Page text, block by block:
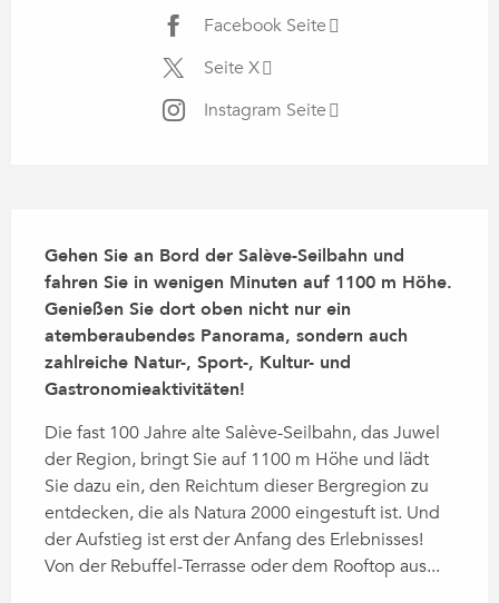
Facebook Seite
Seite X
Instagram Seite
Gehen Sie an Bord der Salève-Seilbahn und
fahren Sie in wenigen Minuten auf 1100 m Höhe.
Genießen Sie dort oben nicht nur ein
atemberaubendes Panorama, sondern auch
zahlreiche Natur-, Sport-, Kultur- und
Gastronomieaktivitäten!
Die fast 100 Jahre alte Salève-Seilbahn, das Juwel
der Region, bringt Sie auf 1100 m Höhe und lädt
Sie dazu ein, den Reichtum dieser Bergregion zu
entdecken, die als Natura 2000 eingestuft ist. Und
der Aufstieg ist erst der Anfang des Erlebnisses!
Von der Rebuffel-Terrasse oder dem Rooftop aus...